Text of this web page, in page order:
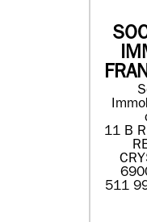
11 B
511